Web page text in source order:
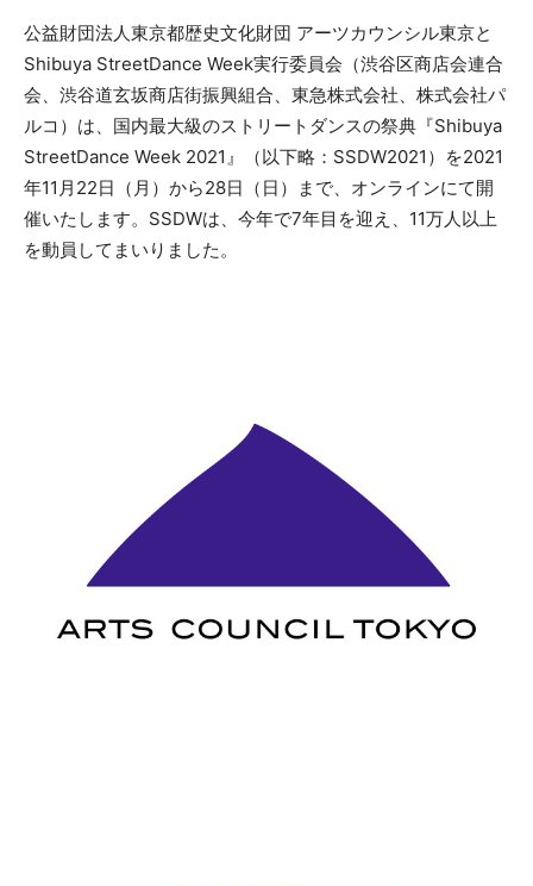
公益財団法人東京都歴史文化財団 アーツカウンシル東京と
Shibuya StreetDance Week実行委員会（渋⾕区商店会連合
会、渋⾕道⽞坂商店街振興組合、東急株式会社、株式会社パ
ルコ）は、国内最大級のストリートダンスの祭典『Shibuya
StreetDance Week 2021』（以下略：SSDW2021）を2021
年11月22日（月）から28日（日）まで、オンラインにて開
催いたします。SSDWは、今年で7年目を迎え、11万人以上
を動員してまいりました。